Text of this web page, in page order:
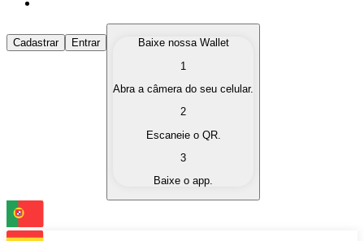
Comprar Criptomoedas
Compre as criptomoedas de seu interesse de forma
Converta suas criptomoedas em moeda fiduciária
Troque uma criptomoeda por outra
Cadastrar Entrar
Baixe nossa Wallet
1
Abra a câmera do seu celular.
2
Escaneie o QR.
3
Baixe o app.